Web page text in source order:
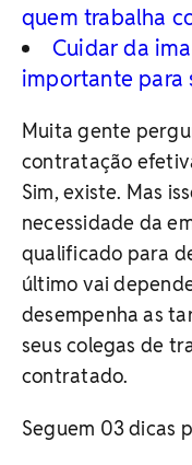
quem trabalha
Cuidar da
importante para
Muita gente
contratação
Sim, existe. Mas
necessidade da
qualificado para
último vai
desempenha as
seus colegas de
contratado.
Seguem 03 dicas